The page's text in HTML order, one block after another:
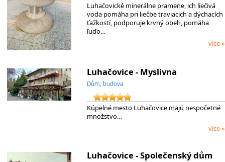
Luhačovické minerálne pramene, ich liečivá
voda pomáha pri liečbe traviacich a dýchacích
ťažkostí, podporuje krvný obeh, pomáha
ľuďo…
více »
Luhačovice - Myslivna
Dům, budova
Kúpelné mesto Luhačovice majú nespočetné
množstvo…
více »
Luhačovice - Společenský dům